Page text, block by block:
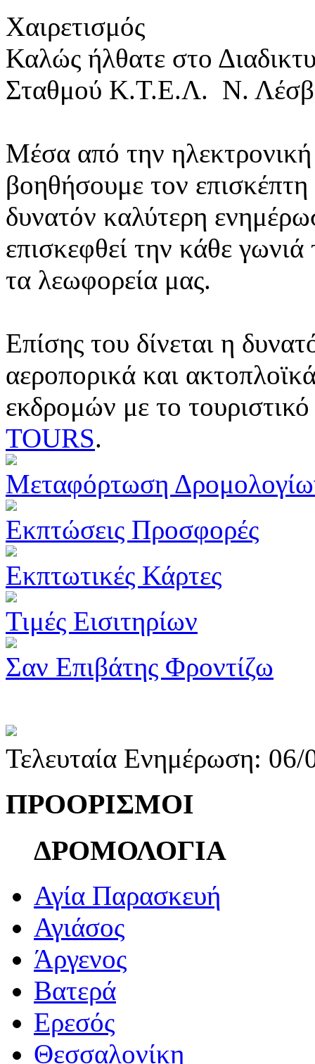
Χαιρετισμός
Καλώς ήλθατε στο
Σταθμού Κ.Τ.Ε.Λ. Ν.
Μέσα από την ηλεκτρονική
βοηθήσουμε τον
δυνατόν καλύτερη
επισκεφθεί την κάθε
τα λεωφορεία μας.
Επίσης του δίνεται η
αεροπορικά και
εκδρομών με το
TOURS.
Μεταφόρτωση
Εκπτώσεις Προσφορές
Εκπτωτικές Κάρτες
Τιμές Εισιτηρίων
Σαν Επιβάτης Φροντίζω
Τελευταία Ενημέρωση:
ΠΡΟΟΡΙΣΜΟΙ
ΔΡΟΜΟΛΟΓΙΑ
Αγία Παρασκευή
Αγιάσος
Άργενος
Βατερά
Ερεσός
Θεσσαλονίκη